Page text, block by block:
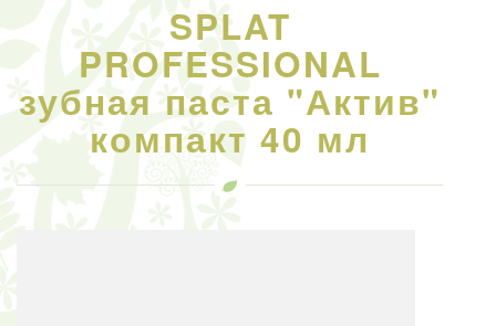
SPLAT
PROFESSIONAL
зубная паста "Актив"
компакт 40 мл